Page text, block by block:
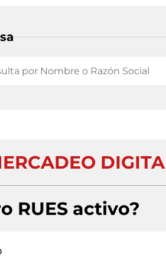
RUES activo?